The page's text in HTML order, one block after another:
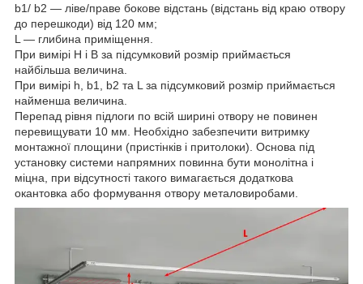
b1/ b2 — ліве/праве бокове відстань (відстань від краю отвору
до перешкоди) від 120 мм;
L — глибина приміщення.
При вимірі Н і В за підсумковий розмір приймається
найбільша величина.
При вимірі h, b1, b2 та L за підсумковий розмір приймається
найменша величина.
Перепад рівня підлоги по всій ширині отвору не повинен
перевищувати 10 мм. Необхідно забезпечити витримку
монтажної площини (пристінків і притолоки). Основа під
установку системи напрямних повинна бути монолітна і
міцна, при відсутності такого вимагається додаткова
окантовка або формування отвору металовиробами.